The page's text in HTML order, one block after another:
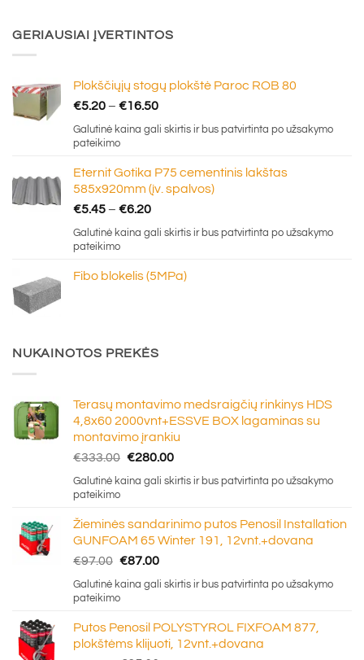
GERIAUSIAI ĮVERTINTOS
Plokščiųjų stogų plokštė Paroc ROB 80
€5.20 – €16.50Price
range:
€16.50
Galutinė kaina gali skirtis ir bus patvirtinta po užsakymo
pateikimo
Eternit Gotika P75 cementinis lakštas
585x920mm (įv. spalvos)
€5.45 – €6.20Price
range:
€6.20
Galutinė kaina gali skirtis ir bus patvirtinta po užsakymo
pateikimo
Fibo blokelis (5MPa)
NUKAINOTOS PREKĖS
Terasų montavimo medsraigčių rinkinys HDS
4,8x60 2000vnt+ESSVE BOX lagaminas su
montavimo įrankiu
€333.00 Original
price
was:
€280.00Current
price
Galutinė kaina gali skirtis ir bus patvirtinta po užsakymo
pateikimo
Žieminės sandarinimo putos Penosil Installation
GUNFOAM 65 Winter 191, 12vnt.+dovana
€97.00 Original
price
was:
€87.00Current
price
Galutinė kaina gali skirtis ir bus patvirtinta po užsakymo
pateikimo
Putos Penosil POLYSTYROL FIXFOAM 877,
plokštėms klijuoti, 12vnt.+dovana